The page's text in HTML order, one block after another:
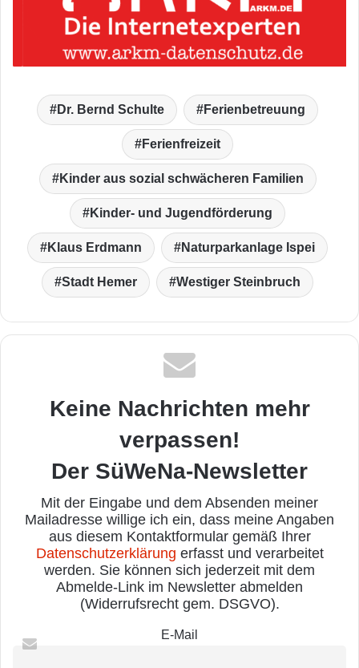
Dr. Bernd Schulte Ferienbetreuung
Ferienfreizeit
Kinder aus sozial schwächeren Familien
Kinder- und Jugendförderung
Klaus Erdmann Naturparkanlage Ispei
Stadt Hemer Westiger Steinbruch
Keine Nachrichten mehr
verpassen!
Der SüWeNa-Newsletter
Mit der Eingabe und dem Absenden meiner
Mailadresse willige ich ein, dass meine Angaben
aus diesem Kontaktformular gemäß Ihrer
Datenschutzerklärung erfasst und verarbeitet
werden. Sie können sich jederzeit mit dem
Abmelde-Link im Newsletter abmelden
(Widerrufsrecht gem. DSGVO).
E-Mail